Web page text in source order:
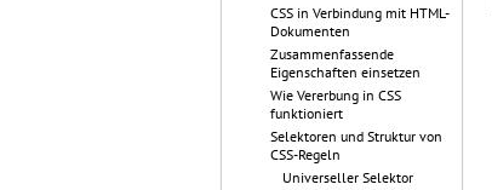
CSS in Verbindung mit HTML-
Dokumenten
Zusammenfassende
Eigenschaften einsetzen
Wie Vererbung in CSS
funktioniert
Selektoren und Struktur von
CSS-Regeln
Universeller Selektor